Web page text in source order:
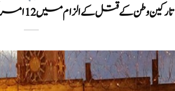
تارکین وطن کے قتل کے الزام میں 12 امریکی پولیس افسران کی گرفتاری